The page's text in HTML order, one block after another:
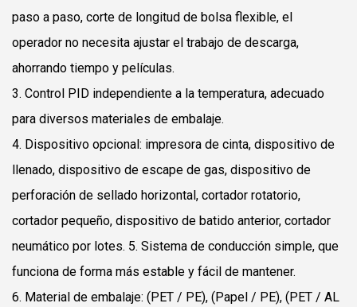
paso a paso, corte de longitud de bolsa flexible, el
operador no necesita ajustar el trabajo de descarga,
ahorrando tiempo y películas.
3. Control PID independiente a la temperatura, adecuado
para diversos materiales de embalaje.
4. Dispositivo opcional: impresora de cinta, dispositivo de
llenado, dispositivo de escape de gas, dispositivo de
perforación de sellado horizontal, cortador rotatorio,
cortador pequeño, dispositivo de batido anterior, cortador
neumático por lotes. 5. Sistema de conducción simple, que
funciona de forma más estable y fácil de mantener.
6. Material de embalaje: (PET / PE), (Papel / PE), (PET / AL